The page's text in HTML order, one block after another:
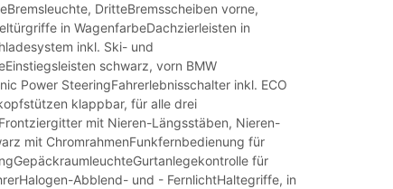
DritteBremsscheiben vorne,
in WagenfarbeDachzierleisten in
inkl. Ski- und
schwarz, vorn BMW
Power SteeringFahrerlebnisschalter inkl. ECO
klappbar, für alle drei
mit Nieren-Längsstäben, Nieren-
mit ChromrahmenFunkfernbedienung für
für
Abblend- und - FernlichtHaltegriffe, in